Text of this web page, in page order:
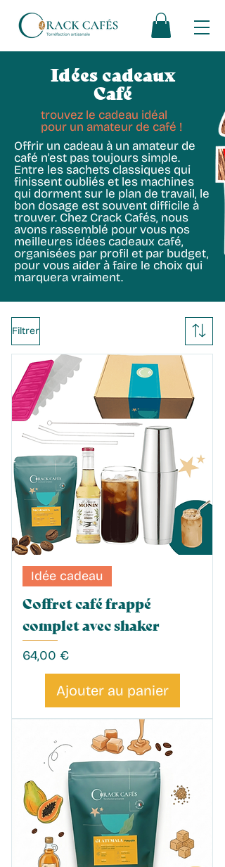
Idées cadeaux
Café
trouvez le cadeau idéal
pour un amateur de café !
Offrir un cadeau à un amateur de
café n'est pas toujours simple.
Entre les sachets classiques qui
finissent oubliés et les machines
qui dorment sur le plan de travail, le
bon dosage est souvent difficile à
trouver. Chez Crack Cafés, nous
avons rassemblé pour vous nos
meilleures idées cadeaux café,
organisées par profil et par budget,
pour vous aider à faire le choix qui
marquera vraiment.
Filtrer
Idée cadeau
Coffret café frappé
complet avec shaker
Prix
64,00 €
Ajouter au panier